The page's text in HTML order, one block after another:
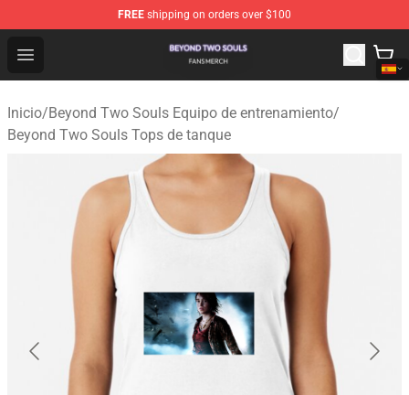
FREE shipping on orders over $100
Open menu
Beyond Two Souls Shop - Official Beyond Two Souls
Inicio/Beyond Two Souls Equipo de entrenamiento/
Beyond Two Souls Tops de tanque